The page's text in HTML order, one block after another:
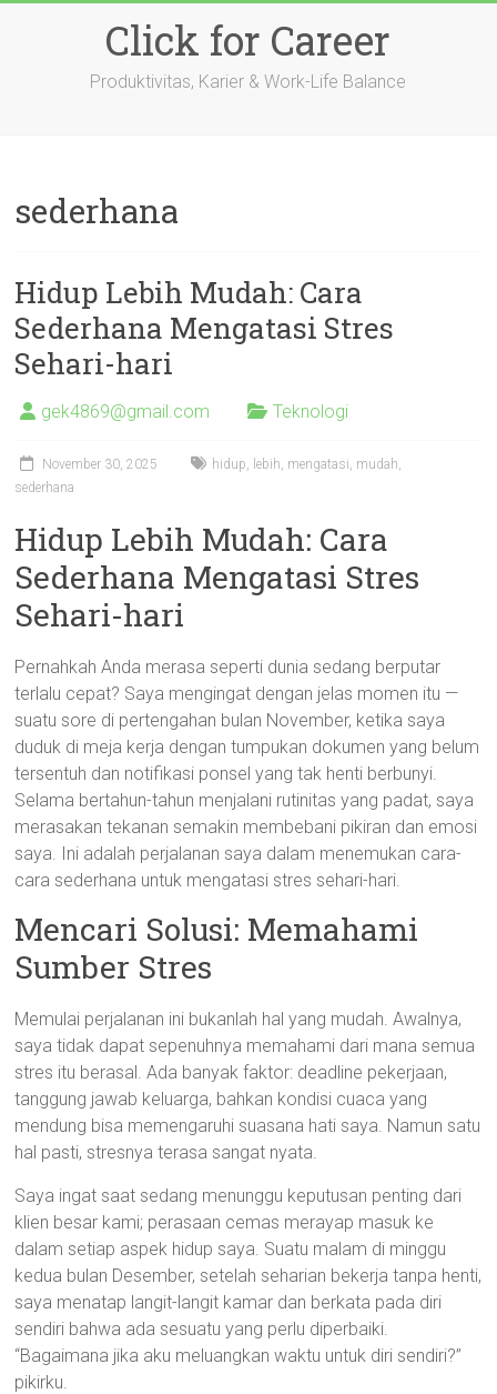
Click for Career
Produktivitas, Karier & Work-Life Balance
sederhana
Hidup Lebih Mudah: Cara
Sederhana Mengatasi Stres
Sehari-hari
gek4869@gmail.com Teknologi
November 30, 2025 hidup, lebih, mengatasi, mudah,
sederhana
Hidup Lebih Mudah: Cara
Sederhana Mengatasi Stres
Sehari-hari
Pernahkah Anda merasa seperti dunia sedang berputar
terlalu cepat? Saya mengingat dengan jelas momen itu —
suatu sore di pertengahan bulan November, ketika saya
duduk di meja kerja dengan tumpukan dokumen yang belum
tersentuh dan notifikasi ponsel yang tak henti berbunyi.
Selama bertahun-tahun menjalani rutinitas yang padat, saya
merasakan tekanan semakin membebani pikiran dan emosi
saya. Ini adalah perjalanan saya dalam menemukan cara-
cara sederhana untuk mengatasi stres sehari-hari.
Mencari Solusi: Memahami
Sumber Stres
Memulai perjalanan ini bukanlah hal yang mudah. Awalnya,
saya tidak dapat sepenuhnya memahami dari mana semua
stres itu berasal. Ada banyak faktor: deadline pekerjaan,
tanggung jawab keluarga, bahkan kondisi cuaca yang
mendung bisa memengaruhi suasana hati saya. Namun satu
hal pasti, stresnya terasa sangat nyata.
Saya ingat saat sedang menunggu keputusan penting dari
klien besar kami; perasaan cemas merayap masuk ke
dalam setiap aspek hidup saya. Suatu malam di minggu
kedua bulan Desember, setelah seharian bekerja tanpa henti,
saya menatap langit-langit kamar dan berkata pada diri
sendiri bahwa ada sesuatu yang perlu diperbaiki.
“Bagaimana jika aku meluangkan waktu untuk diri sendiri?”
pikirku.